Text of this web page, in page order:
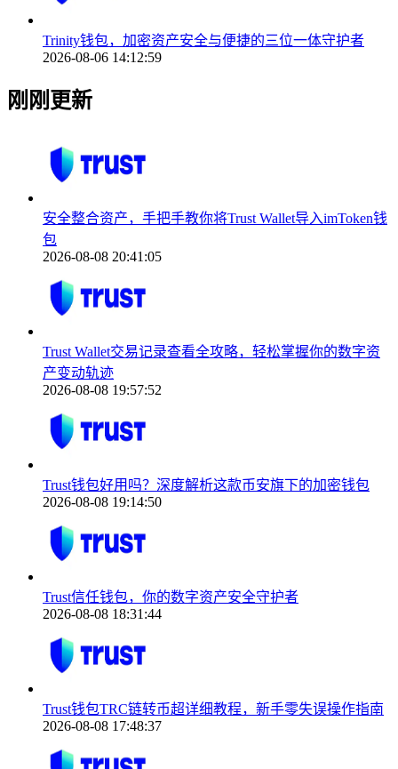
Trinity钱包，加密资产安全与便捷的三位一体守护者
2026-08-06 14:12:59
刚刚更新
安全整合资产，手把手教你将Trust Wallet导入imToken钱
包
2026-08-08 20:41:05
Trust Wallet交易记录查看全攻略，轻松掌握你的数字资
产变动轨迹
2026-08-08 19:57:52
Trust钱包好用吗？深度解析这款币安旗下的加密钱包
2026-08-08 19:14:50
Trust信任钱包，你的数字资产安全守护者
2026-08-08 18:31:44
Trust钱包TRC链转币超详细教程，新手零失误操作指南
2026-08-08 17:48:37